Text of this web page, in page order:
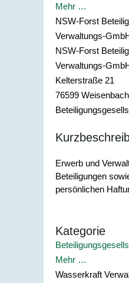
Mehr …
NSW-Forst
Verwaltungs-
NSW-Forst
Verwaltungs-
Kelterstraße 21
76599 Weisenbach
Erwerb und
Beteiligungen
persönlichen
Kategorie
Mehr …
Wasserkraft